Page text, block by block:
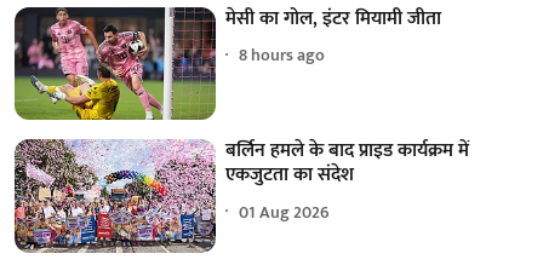
मेसी का गोल, इंटर मियामी जीता
8 hours ago
बर्लिन हमले के बाद प्राइड कार्यक्रम में
एकजुटता का संदेश
01 Aug 2026